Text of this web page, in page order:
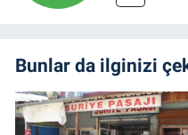
Bunlar da ilginizi